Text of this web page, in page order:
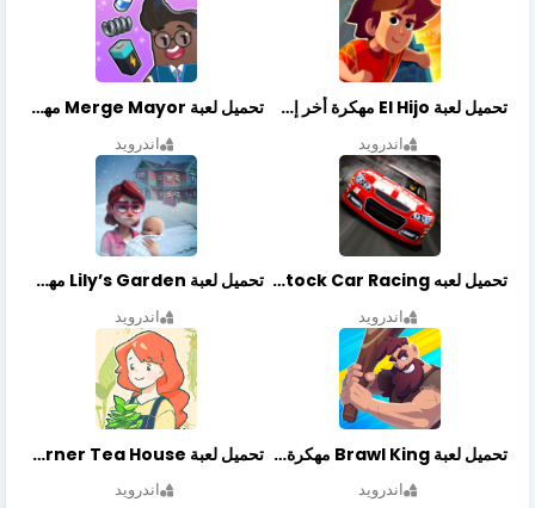
تحميل لعبة El Hijo مهكرة أخر إصدار
اندرويد
تحميل لعبة Merge Mayor مهكرة أخر إصدار
اندرويد
تحميل لعبه Stock Car Racing مهكرة أخر إصدار
اندرويد
تحميل لعبة Lily’s Garden مهكرة أخر إصدار
اندرويد
تحميل لعبة Brawl King مهكرة أخر إصدار
اندرويد
تحميل لعبة Little Corner Tea House مهكرة أخر إصدار
اندرويد